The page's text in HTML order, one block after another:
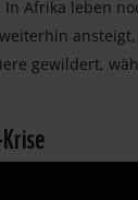
Afrika leben
gewildert,